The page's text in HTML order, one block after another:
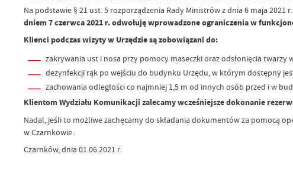
Na podstawie § 21 ust. 5 rozporządzenia Rady Ministrów z dnia 6 maja
dniem 7 czerwca 2021 r. odwołuję wprowadzone ograniczenia w
Klienci podczas wizyty w Urzędzie są zobowiązani do:
zakrywania ust i nosa przy pomocy maseczki oraz odsłonięcia
dezynfekcji rąk po wejściu do budynku Urzędu, w którym dostępny
zachowania odległości co najmniej 1,5 m od innych osób przed i w
Klientom Wydziału Komunikacji zalecamy wcześniejsze dokonanie
Nadal, jeśli to możliwe zachęcamy do składania dokumentów za pomocą
w Czarnkowie.
Czarnków, dnia 01.06.2021 r.